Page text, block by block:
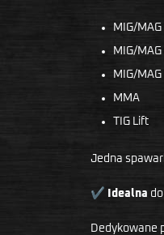
MIG/MAG
MIG/MAG
MIG/MAG
MMA
TIG Lift
Jedna
✔ Idealna
Dedykowane